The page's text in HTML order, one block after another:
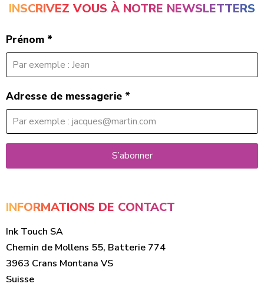
INSCRIVEZ VOUS À NOTRE NEWSLETTERS
Prénom *
Adresse de messagerie *
S’abonner
INFORMATIONS DE CONTACT
Ink Touch SA
Chemin de Mollens 55, Batterie 774
3963 Crans Montana VS
Suisse